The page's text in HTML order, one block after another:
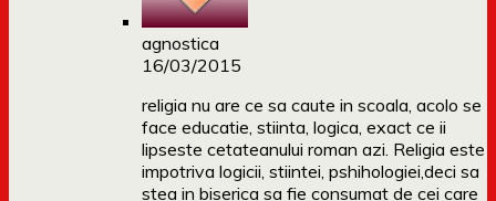
agnostica
16/03/2015
religia nu are ce sa caute in scoala, acolo se
face educatie, stiinta, logica, exact ce ii
lipseste cetateanului roman azi. Religia este
impotriva logicii, stiintei, pshihologiei,deci sa
stea in biserica sa fie consumat de cei care